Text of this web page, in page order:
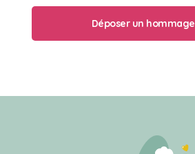
Déposer un hommage